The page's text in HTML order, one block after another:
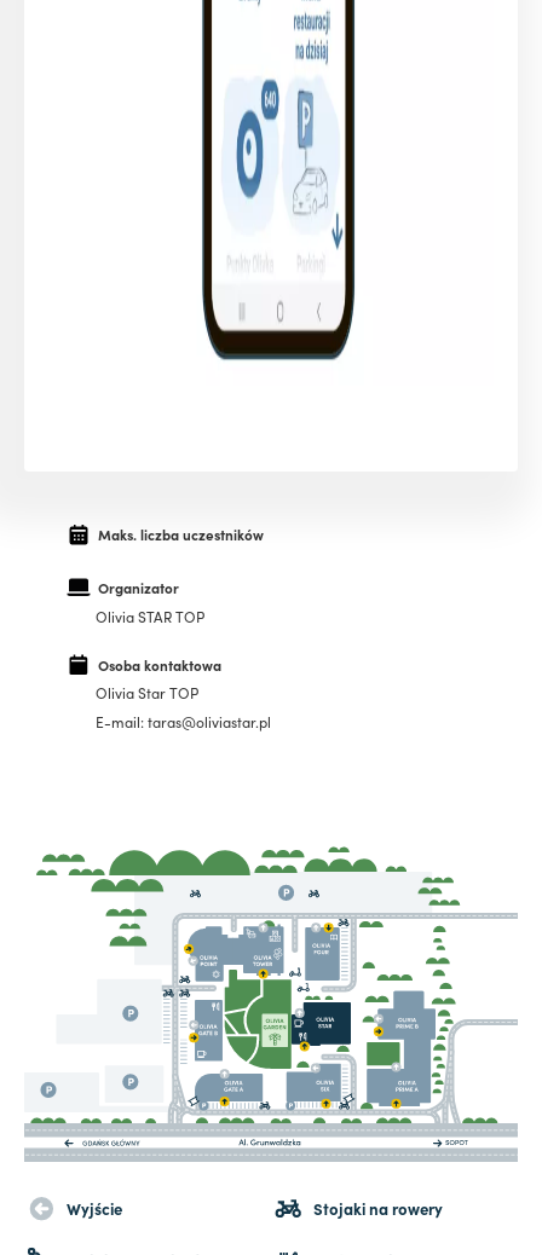
Maks. liczba uczestników
Organizator
Olivia STAR TOP
Osoba kontaktowa
Olivia Star TOP
E-mail: taras@oliviastar.pl
Wyjście Stojaki na rowery